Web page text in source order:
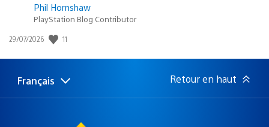
Phil Hornshaw
PlayStation Blog Contributor
Date
publication
29/07/2026 11
Choisir
Région
Français Retour en haut